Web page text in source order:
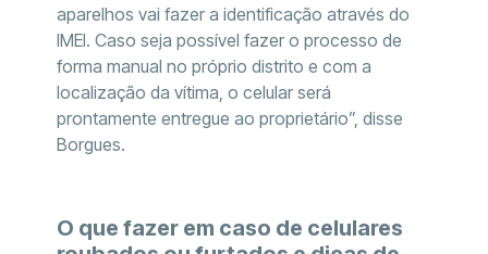
aparelhos vai fazer a identificação através do
IMEI. Caso seja possível fazer o processo de
forma manual no próprio distrito e com a
localização da vítima, o celular será
prontamente entregue ao proprietário”, disse
Borgues.
O que fazer em caso de celulares